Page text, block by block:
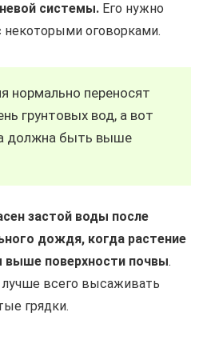
системы. Его нужно
некоторыми оговорками.
нормально переносят
грунтовых вод, а вот
должна быть выше
застой воды после
дождя, когда растение
выше поверхности почвы.
всего высаживать
грядки.